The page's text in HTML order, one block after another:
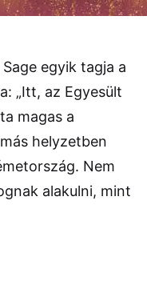
egyik tagja a
„Itt, az Egyesült
magas a
helyzetben
Nem
alakulni, mint